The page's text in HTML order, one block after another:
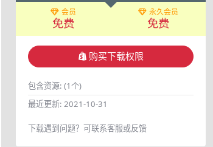
会员
免费
永久会员
免费
购买下载权限
包含资源: (1个)
最近更新: 2021-10-31
下载遇到问题？可联系客服或反馈